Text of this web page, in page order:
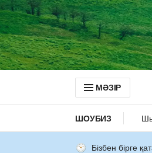
МӘЗІР
ШОУБИЗ
Бізбен бірге